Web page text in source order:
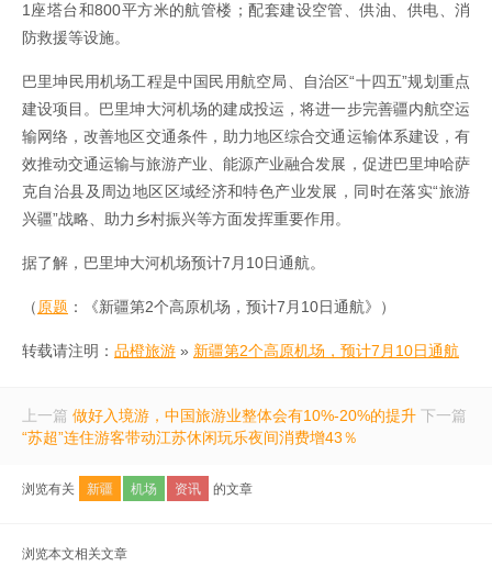
1座塔台和800平方米的航管楼；配套建设空管、供油、供电、消
防救援等设施。
巴里坤民用机场工程是中国民用航空局、自治区“十四五”规划重点
建设项目。巴里坤大河机场的建成投运，将进一步完善疆内航空运
输网络，改善地区交通条件，助力地区综合交通运输体系建设，有
效推动交通运输与旅游产业、能源产业融合发展，促进巴里坤哈萨
克自治县及周边地区区域经济和特色产业发展，同时在落实“旅游
兴疆”战略、助力乡村振兴等方面发挥重要作用。
据了解，巴里坤大河机场预计7月10日通航。
（原题 ：《新疆第2个高原机场，预计7月10日通航》）
转载请注明： 品橙旅游 » 新疆第2个高原机场，预计7月10日通航
上一篇 做好入境游，中国旅游业整体会有10%-20%的提升 下一篇
“苏超”连住游客带动江苏休闲玩乐夜间消费增43％
浏览有关 新疆 机场 资讯 的文章
浏览本文相关文章